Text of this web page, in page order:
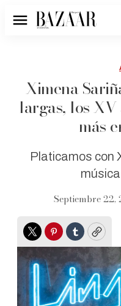
Menú
Ximena
largas, los XV
más
Platicamos con
Septiembre 22,
TwitterPinterest
TumblrCopy